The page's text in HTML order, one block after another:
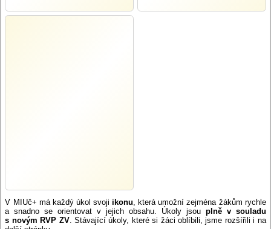
V MIUč+ má každý úkol svojiikonu, která umožní zejména žákům rychle
a snadno se orientovat v jejich obsahu. Úkoly jsou plně v souladu
s novým RVP ZV. Stávající úkoly, které si žáci oblíbili, jsme rozšířili i na